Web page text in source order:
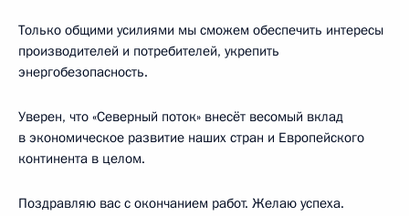
Только общими усилиями мы сможем обеспечить интересы
производителей и потребителей, укрепить
энергобезопасность.
Уверен, что «Северный поток» внесёт весомый вклад
в экономическое развитие наших стран и Европейского
континента в целом.
Поздравляю вас с окончанием работ. Желаю успеха.